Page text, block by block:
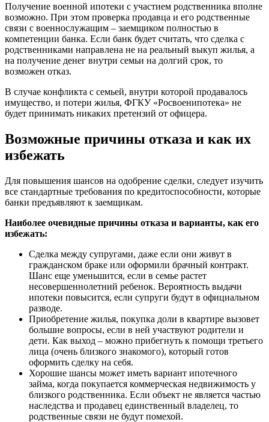
Получение военной ипотеки с участием родственника вполне
возможно. При этом проверка продавца и его родственные
связи с военнослужащим – заемщиком полностью в
компетенции банка. Если банк будет считать, что сделка с
родственниками направлена не на реальный выкуп жилья, а
на получение денег внутри семьи на долгий срок, то
возможен отказ.
В случае конфликта с семьей, внутри которой продавалось
имущество, и потери жилья, ФГКУ «Росвоенипотека» не
будет принимать никаких претензий от офицера.
Возможные причины отказа и как их
избежать
Для повышения шансов на одобрение сделки, следует изучить
все стандартные требования по кредитоспособности, которые
банки предъявляют к заемщикам.
Наиболее очевидные причины отказа и варианты, как его
избежать:
Сделка между супругами, даже если они живут в
гражданском браке или оформили брачный контракт.
Шанс еще уменьшится, если в семье растет
несовершеннолетний ребенок. Вероятность выдачи
ипотеки повысится, если супруги будут в официальном
разводе.
Приобретение жилья, покупка доли в квартире вызовет
большие вопросы, если в ней участвуют родители и
дети. Как выход – можно прибегнуть к помощи третьего
лица (очень близкого знакомого), который готов
оформить сделку на себя.
Хорошие шансы может иметь вариант ипотечного
займа, когда покупается коммерческая недвижимость у
близкого родственника. Если объект не является частью
наследства и продавец единственный владелец, то
родственные связи не будут помехой.